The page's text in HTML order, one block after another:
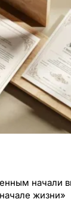
начали
жизни»